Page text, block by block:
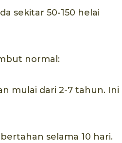
sekitar 50-150 helai
normal:
mulai dari 2-7 tahun. Ini
selama 10 hari.